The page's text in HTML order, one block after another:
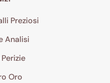
Preziosi
Analisi
Oro